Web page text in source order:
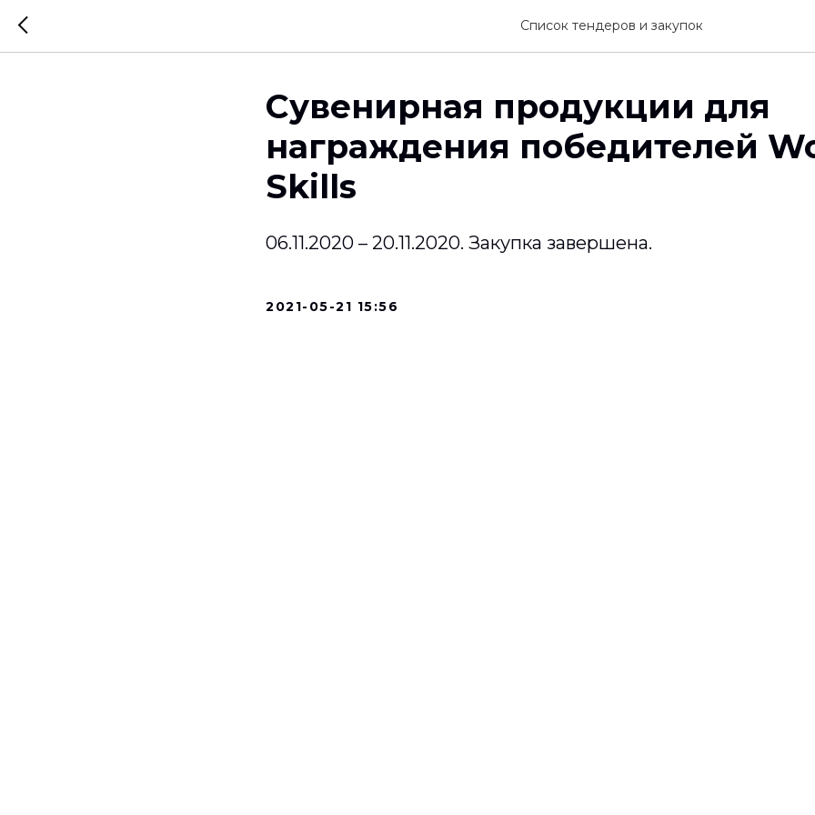
Список тендеров и закупок
Сувенирная продукции для
награждения победителей
Skills
06.11.2020 – 20.11.2020. Закупка завершена.
2021-05-21 15:56